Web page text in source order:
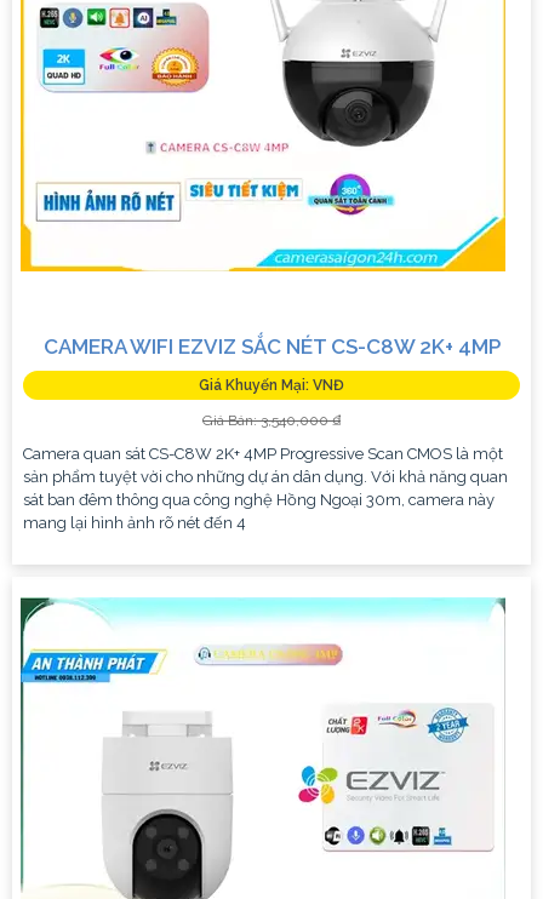
CAMERA WIFI EZVIZ SẮC NÉT CS-C8W 2K+ 4MP
Giá Khuyến Mại: VNĐ
Giá Bán: 3,540,000 ₫
Camera quan sát CS-C8W 2K+ 4MP Progressive Scan CMOS là một
sản phẩm tuyệt vời cho những dự án dân dụng. Với khả năng quan
sát ban đêm thông qua công nghệ Hồng Ngoại 30m, camera này
mang lại hình ảnh rõ nét đến 4